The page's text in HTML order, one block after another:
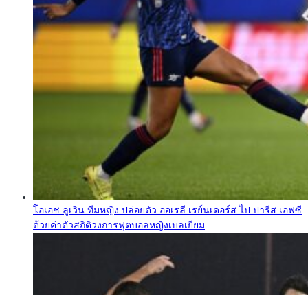
โอเอช ลูเวิน ทีมหญิง ปล่อยตัว ออเรลี เรย์นเดอร์ส ไป ปารีส เอฟซี
ด้วยค่าตัวสถิติวงการฟุตบอลหญิงเบลเยียม